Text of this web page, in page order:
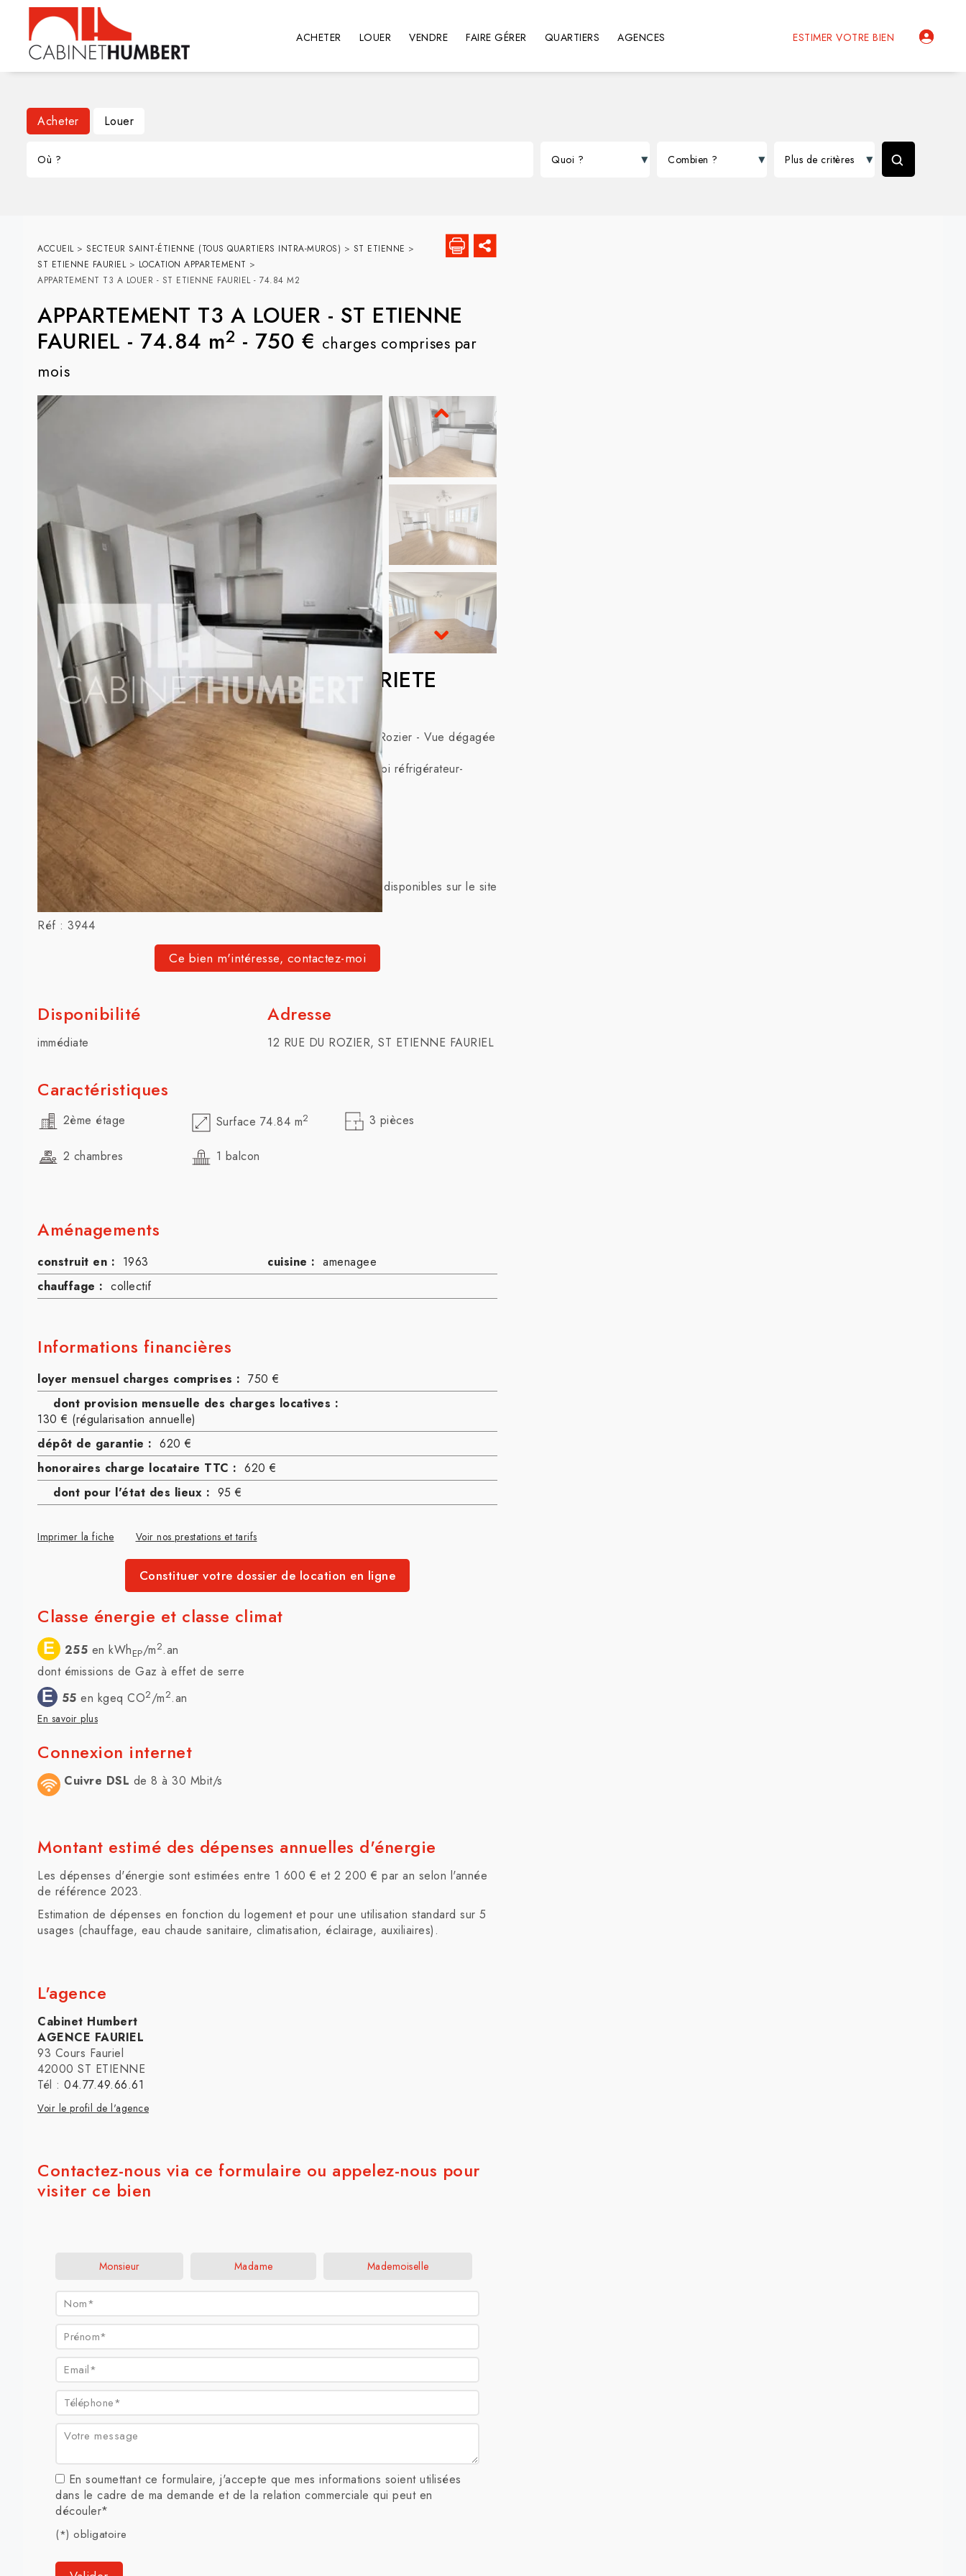
ESTIMER VOTRE BIEN
ACHETER LOUER VENDRE FAIRE GÉRER QUARTIERS AGENCES
Acheter Louer
ACCUEIL> SECTEUR SAINT-ÉTIENNE (TOUS QUARTIERS INTRA-MUROS) > ST ETIENNE >
ST ETIENNE FAURIEL> LOCATION APPARTEMENT >
APPARTEMENT T3 A LOUER - ST ETIENNE FAURIEL - 74.84 M2
APPARTEMENT T3 A LOUER - ST ETIENNE
FAURIEL - 74.84 m2 - 750 € charges comprises par
mois
T3 - 12 RUE DU ROZIER - COPROPRIETE
CALME AVEC VERDURE
Dans Copropriété avec jardin commun -T3 traversant - 12 rue du Rozier - Vue dégagée
-proximité bus - au 2ème Etage sans ascenseur composé de :
- 1 Cuisine équipée (hotte, plaque, four, hotte, lave-vaisselle, combi réfrigérateur-
congélateur) ouverte sur séjour,
- 2 Chambres, possibilité d'une 3ème ou bureau
- une Salle de Bains,
- Balcon côté Cuisine
Nombreux rangements
Chauffage et Eau Chaude Collectifs
Les informations sur les risques auxquels ce bien est exposé sont disponibles sur le site
Géorisques :www.georisques.gouv.fr
Réf : 3944
Ce bien m'intéresse, contactez-moi
Disponibilité
immédiate
Adresse
12 RUE DU ROZIER, ST ETIENNE FAURIEL
Caractéristiques
2ème étage Surface 74.84 m2 3 pièces
2 chambres 1 balcon
Aménagements
construit en : 1963 cuisine : amenagee
chauffage : collectif
Informations financières
loyer mensuel charges comprises : 750 €
dont provision mensuelle des charges locatives :
130 € (régularisation annuelle)
dépôt de garantie : 620 €
honoraires charge locataire TTC : 620 €
dont pour l'état des lieux : 95 €
Imprimer la fiche Voir nos prestations et tarifs
Constituer votre dossier de location en ligne
Classe énergie et classe climat
E 255 en kWhEP/m2.an
dont émissions de Gaz à effet de serre
E 55 en kgeq CO2/m2.an
En savoir plus
Connexion internet
Cuivre DSL de 8 à 30 Mbit/s
Montant estimé des dépenses annuelles d'énergie
Les dépenses d'énergie sont estimées entre 1 600 € et 2 200 € par an selon l'année
de référence 2023.
Estimation de dépenses en fonction du logement et pour une utilisation standard sur 5
usages (chauffage, eau chaude sanitaire, climatisation, éclairage, auxiliaires).
L'agence
Cabinet Humbert
AGENCE FAURIEL
93 Cours Fauriel
42000 ST ETIENNE
Tél : 04.77.49.66.61
Voir le profil de l'agence
Contactez-nous via ce formulaire ou appelez-nous pour
visiter ce bien
Monsieur Madame Mademoiselle
Nom* :
Prénom* :
Email* :
Téléphone* :
Votre message :
En soumettant ce formulaire, j'accepte que mes informations soient utilisées
dans le cadre de ma demande et de la relation commerciale qui peut en
découler*
(*) obligatoire